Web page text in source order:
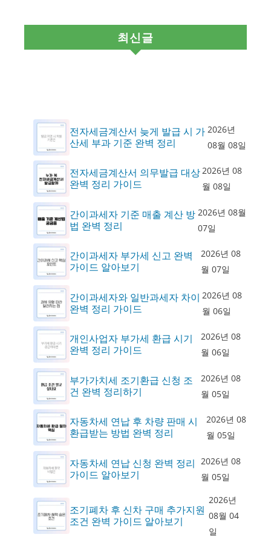
최신글
전자세금계산서 늦게 발급 시 가
산세 부과 기준 완벽 정리
2026년
08월 08일
전자세금계산서 의무발급 대상
완벽 정리 가이드
2026년 08
월 08일
간이과세자 기준 매출 계산 방
법 완벽 정리
2026년 08월
07일
간이과세자 부가세 신고 완벽
가이드 알아보기
2026년 08
월 07일
간이과세자와 일반과세자 차이
완벽 정리 가이드
2026년 08
월 06일
개인사업자 부가세 환급 시기
완벽 정리 가이드
2026년 08
월 06일
부가가치세 조기환급 신청 조
건 완벽 정리하기
2026년 08
월 05일
자동차세 연납 후 차량 판매 시
환급받는 방법 완벽 정리
2026년 08
월 05일
자동차세 연납 신청 완벽 정리
가이드 알아보기
2026년 08
월 05일
조기폐차 후 신차 구매 추가지원
조건 완벽 가이드 알아보기
2026년
08월 04
일